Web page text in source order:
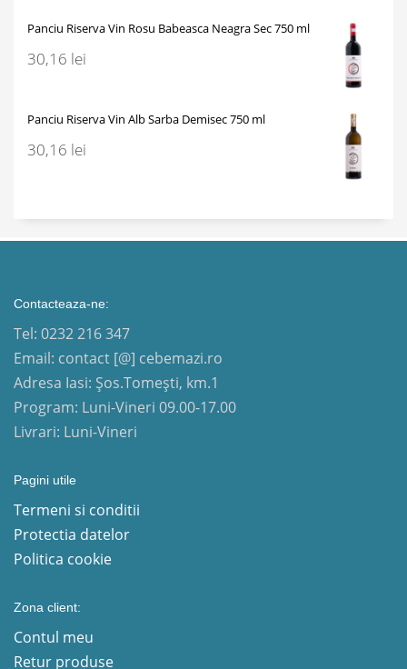
Panciu Riserva Vin Rosu Babeasca Neagra Sec 750 ml
30,16 lei
Panciu Riserva Vin Alb Sarba Demisec 750 ml
30,16 lei
Contacteaza-ne:
Tel: 0232 216 347
Email: contact [@] cebemazi.ro
Adresa Iasi: Șos.Tomești, km.1
Program: Luni-Vineri 09.00-17.00
Livrari: Luni-Vineri
Pagini utile
Termeni si conditii
Protectia datelor
Politica cookie
Zona client:
Contul meu
Retur produse